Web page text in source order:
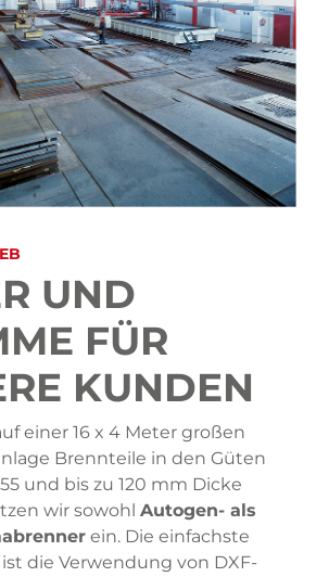
UND
FÜR
KUNDEN
einer 16 x 4 Meter großen
Brennteile in den Güten
und bis zu 120 mm Dicke
wir sowohl Autogen- als
ein. Die einfachste
die Verwendung von DXF-